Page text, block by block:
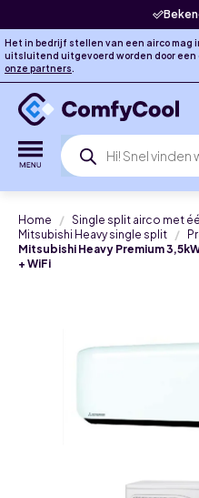
Het in bedrijf stellen van een airco mag
uitsluitend uitgevoerd worden door
onze partners.
Producten
zoeken
Home
Single split airco met
Mitsubishi Heavy single split
Mitsubishi Heavy Premium
+ WiFi